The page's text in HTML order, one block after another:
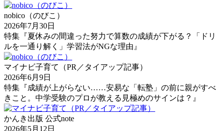
nobico（のびこ）
2026年7月30日
特集『夏休みの間違った努力で算数の成績が下がる？「ドリ
ルを一通り解く」学習法がNGな理由』
マイナビ子育て（PR／タイアップ記事）
2026年6月9日
特集『成績が上がらない……安易な「転塾」の前に親がすべ
きこと。中学受験のプロが教える見極めのサインは？』
かんき出版 公式note
2026年5月12日